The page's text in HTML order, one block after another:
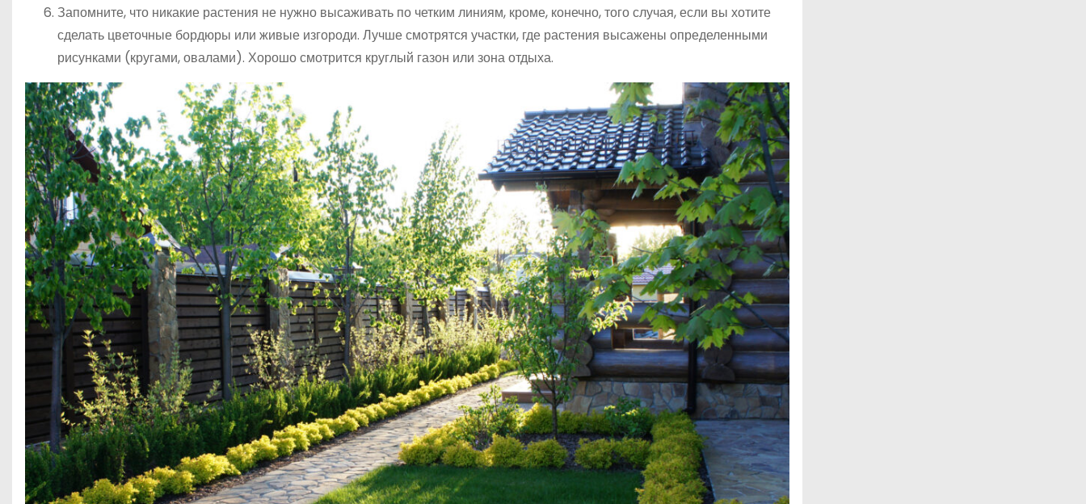
Запомните, что никакие растения не нужно высаживать по четким линиям, кроме, конечно, того случая, если вы хотите
сделать цветочные бордюры или живые изгороди. Лучше смотрятся участки, где растения высажены определенными
рисунками (кругами, овалами). Хорошо смотрится круглый газон или зона отдыха.